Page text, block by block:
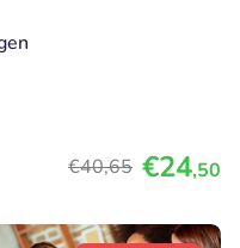
€40,65 €24,50